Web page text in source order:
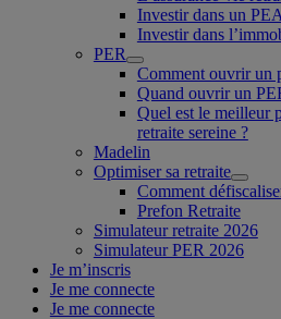
Investir dans un
Investir dans
PER
Comment ouvrir un
Quand ouvrir un
Quel est le meilleur
retraite sereine ?
Madelin
Optimiser sa retraite
Comment
Prefon Retraite
Simulateur retraite 2026
Simulateur PER 2026
Je m’inscris
Je me connecte
Je me connecte